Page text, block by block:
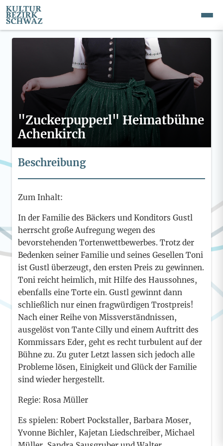
"Zuckerpupperl" Heimatbühne
Achenkirch
Beschreibung
Zum Inhalt:
In der Familie des Bäckers und Konditors Gustl
herrscht große Aufregung wegen des
bevorstehenden Tortenwettbewerbes. Trotz der
Bedenken seiner Familie und seines Gesellen Toni
ist Gustl überzeugt, den ersten Preis zu gewinnen.
Toni reicht heimlich, mit Hilfe des Haussohnes,
ebenfalls eine Torte ein. Gustl gewinnt dann
schließlich nur einen fragwürdigen Trostpreis!
Nach einer Reihe von Missverständnissen,
ausgelöst von Tante Cilly und einem Auftritt des
Kommissars Eder, geht es recht turbulent auf der
Bühne zu. Zu guter Letzt lassen sich jedoch alle
Probleme lösen, Einigkeit und Glück der Familie
sind wieder hergestellt.
Regie: Rosa Müller
Es spielen: Robert Pockstaller, Barbara Moser,
Yvonne Bichler, Kajetan Liedschreiber, Michael